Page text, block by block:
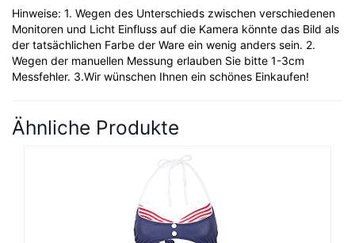
Hinweise: 1. Wegen des Unterschieds zwischen verschiedenen
Monitoren und Licht Einfluss auf die Kamera könnte das Bild als
der tatsächlichen Farbe der Ware ein wenig anders sein. 2.
Wegen der manuellen Messung erlauben Sie bitte 1-3cm
Messfehler. 3.Wir wünschen Ihnen ein schönes Einkaufen!
Ähnliche Produkte